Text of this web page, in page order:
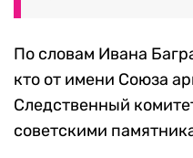
По словам Ивана
кто от имени Союза
Следственный
советскими